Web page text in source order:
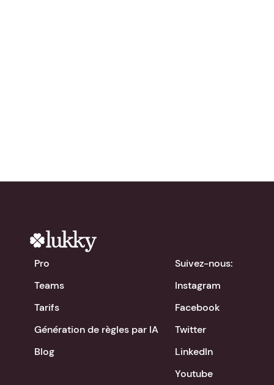
Pro
Teams
Tarifs
Génération de règles par IA
Blog
Suivez-nous:
Instagram
Facebook
Twitter
LinkedIn
Youtube